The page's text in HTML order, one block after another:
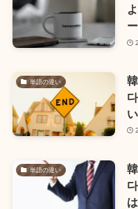
単語の違い
単語の違い